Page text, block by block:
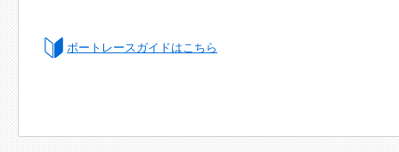
ボートレースガイドはこちら